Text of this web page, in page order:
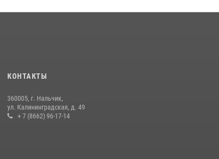
В Кабардино-Балкарии при силовой поддержке росгвардии
задержали группу лиц с крупной партией наркотиков
КОНТАКТЫ
360005, г. Нальчик,
ул. Калининградская, д. 49
+ 7 (8662) 96-17-14